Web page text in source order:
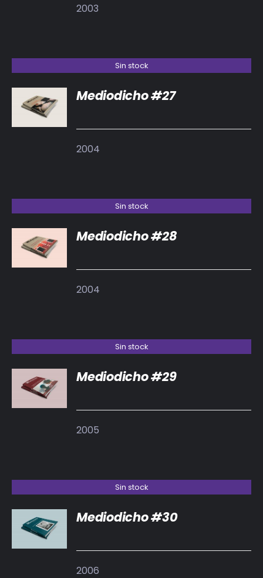
2003
Sin stock
DETALLES
Mediodicho #27
2004
Sin stock
DETALLES
Mediodicho #28
2004
Sin stock
DETALLES
Mediodicho #29
2005
Sin stock
DETALLES
Mediodicho #30
2006